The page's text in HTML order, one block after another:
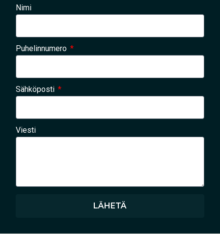
Nimi
Puhelinnumero
Sähköposti
Viesti
LÄHETÄ